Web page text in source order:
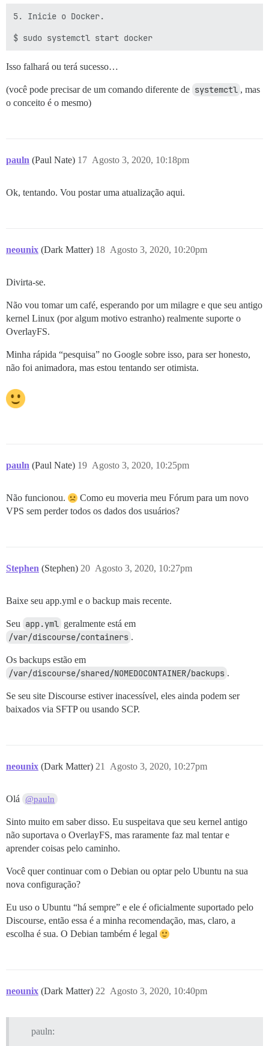
5. Inicie o Docker.
Isso falhará ou terá sucesso…
(você pode precisar de um comando diferente de systemctl , mas
o conceito é o mesmo)
pauln (Paul Nate) Agosto 3, 2020, 10:18pm
17
Ok, tentando. Vou postar uma atualização aqui.
neounix (Dark Matter) Agosto 3, 2020, 10:20pm
18
Divirta-se.
Não vou tomar um café, esperando por um milagre e que seu antigo
kernel Linux (por algum motivo estranho) realmente suporte o
OverlayFS.
Minha rápida “pesquisa” no Google sobre isso, para ser honesto,
não foi animadora, mas estou tentando ser otimista.
pauln (Paul Nate) Agosto 3, 2020, 10:25pm
19
Não funcionou.
Como eu moveria meu Fórum para um novo
VPS sem perder todos os dados dos usuários?
Stephen (Stephen) Agosto 3, 2020, 10:27pm
20
Baixe seu app.yml e o backup mais recente.
Seu app.yml geralmente está em
/var/discourse/containers .
Os backups estão em
/var/discourse/shared/NOMEDOCONTAINER/backups .
Se seu site Discourse estiver inacessível, eles ainda podem ser
baixados via SFTP ou usando SCP.
neounix (Dark Matter) Agosto 3, 2020, 10:27pm
21
Olá @pauln
Sinto muito em saber disso. Eu suspeitava que seu kernel antigo
não suportava o OverlayFS, mas raramente faz mal tentar e
aprender coisas pelo caminho.
Você quer continuar com o Debian ou optar pelo Ubuntu na sua
nova configuração?
Eu uso o Ubuntu “há sempre” e ele é oficialmente suportado pelo
Discourse, então essa é a minha recomendação, mas, claro, a
escolha é sua. O Debian também é legal
neounix (Dark Matter) Agosto 3, 2020, 10:40pm
22
pauln: